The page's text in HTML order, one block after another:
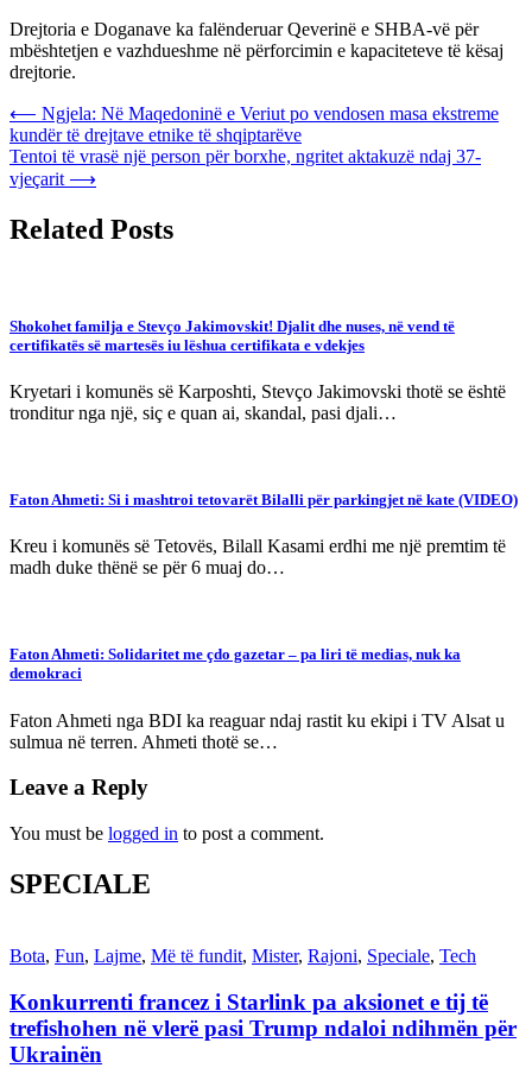
Drejtoria e Doganave ka falënderuar Qeverinë e SHBA-vë për
mbështetjen e vazhdueshme në përforcimin e kapaciteteve të kësaj
drejtorie.
Post
navigation
⟵ Ngjela: Në Maqedoninë e Veriut po vendosen masa ekstreme
kundër të drejtave etnike të shqiptarëve
Tentoi të vrasë një person për borxhe, ngritet aktakuzë ndaj 37-
vjeçarit ⟶
Related Posts
Shokohet familja e Stevço Jakimovskit! Djalit dhe nuses, në vend të
certifikatës së martesës iu lëshua certifikata e vdekjes
Kryetari i komunës së Karposhti, Stevço Jakimovski thotë se është
tronditur nga një, siç e quan ai, skandal, pasi djali…
Faton Ahmeti: Si i mashtroi tetovarët Bilalli për parkingjet në kate (VIDEO)
Kreu i komunës së Tetovës, Bilall Kasami erdhi me një premtim të
madh duke thënë se për 6 muaj do…
Faton Ahmeti: Solidaritet me çdo gazetar – pa liri të medias, nuk ka
demokraci
Faton Ahmeti nga BDI ka reaguar ndaj rastit ku ekipi i TV Alsat u
sulmua në terren. Ahmeti thotë se…
Leave a Reply
You must be logged in to post a comment.
SPECIALE
Bota, Fun, Lajme, Më të fundit, Mister, Rajoni, Speciale, Tech
Konkurrenti francez i Starlink pa aksionet e tij të
trefishohen në vlerë pasi Trump ndaloi ndihmën për
Ukrainën